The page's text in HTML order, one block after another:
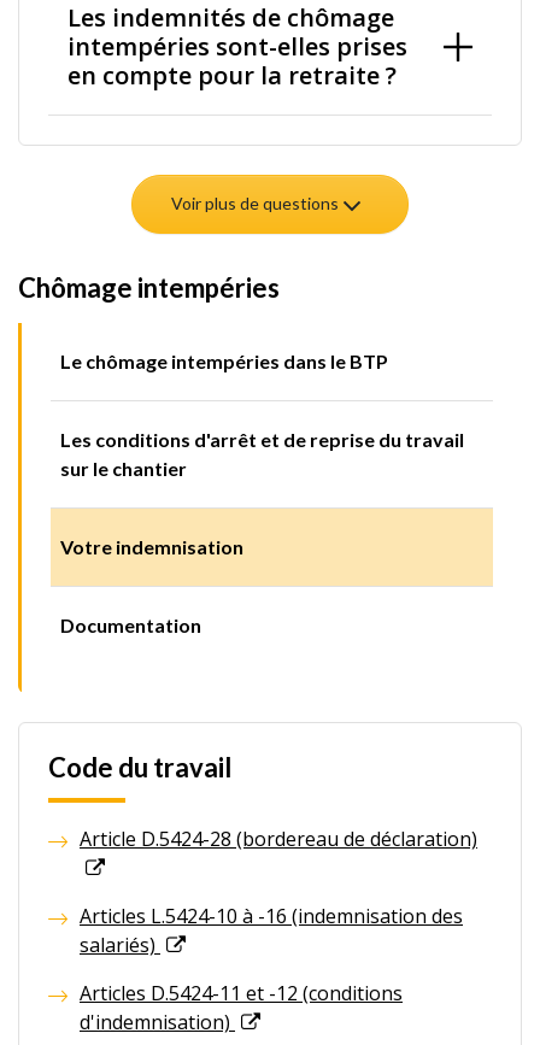
Les indemnités de chômage
intempéries sont-elles prises
en compte pour la retraite ?
Voir plus de questions
Chômage intempéries
Le chômage intempéries dans le BTP
Les conditions d'arrêt et de reprise du travail
sur le chantier
Votre indemnisation
Documentation
Code du travail
Article D.5424-28 (bordereau de déclaration)
Articles L.5424-10 à -16 (indemnisation des
salariés)
Articles D.5424-11 et -12 (conditions
d'indemnisation)